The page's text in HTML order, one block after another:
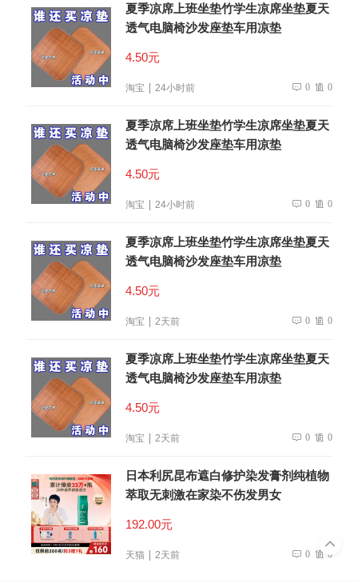
夏季凉席上班坐垫竹学生凉席坐垫夏天
透气电脑椅沙发座垫车用凉垫
4.50元
淘宝 24小时前 0 0
夏季凉席上班坐垫竹学生凉席坐垫夏天
透气电脑椅沙发座垫车用凉垫
4.50元
淘宝 24小时前 0 0
夏季凉席上班坐垫竹学生凉席坐垫夏天
透气电脑椅沙发座垫车用凉垫
4.50元
淘宝 2天前 0 0
夏季凉席上班坐垫竹学生凉席坐垫夏天
透气电脑椅沙发座垫车用凉垫
4.50元
淘宝 2天前 0 0
日本利尻昆布遮白修护染发膏剂纯植物
萃取无刺激在家染不伤发男女
192.00元
天猫 2天前 0 0